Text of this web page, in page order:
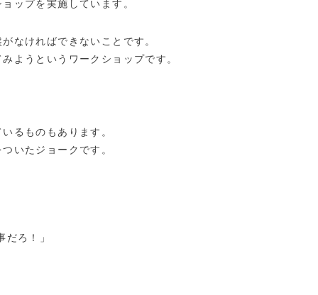
ップを実施しています。
なければできないことです。
ようというワークショップです。
るものもあります。
いたジョークです。
ろ！」